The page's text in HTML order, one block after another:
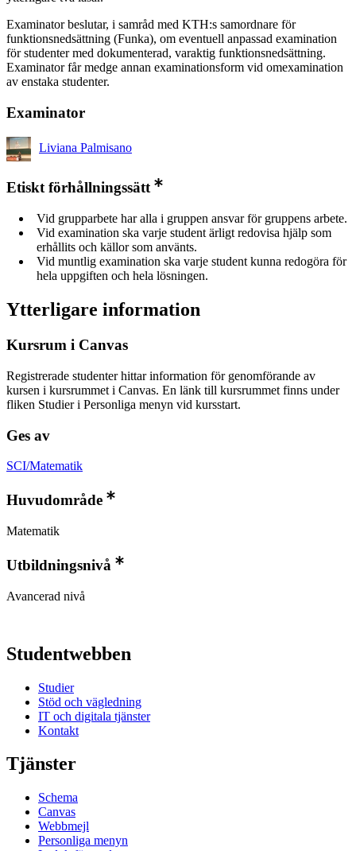
Examinator beslutar, i samråd med KTH:s samordnare för
funktionsnedsättning (Funka), om eventuell anpassad examination
för studenter med dokumenterad, varaktig funktionsnedsättning.
Examinator får medge annan examinationsform vid omexamination
av enstaka studenter.
Examinator
Liviana Palmisano
Etiskt förhållningssätt
Vid grupparbete har alla i gruppen ansvar för gruppens arbete.
Vid examination ska varje student ärligt redovisa hjälp som
erhållits och källor som använts.
Vid muntlig examination ska varje student kunna redogöra för
hela uppgiften och hela lösningen.
Ytterligare information
Kursrum i Canvas
Registrerade studenter hittar information för genomförande av
kursen i kursrummet i Canvas. En länk till kursrummet finns under
fliken Studier i Personliga menyn vid kursstart.
Ges av
SCI/Matematik
Huvudområde
Matematik
Utbildningsnivå
Avancerad nivå
Studentwebben
Studier
Stöd och vägledning
IT och digitala tjänster
Kontakt
Tjänster
Schema
Canvas
Webbmejl
Personliga menyn